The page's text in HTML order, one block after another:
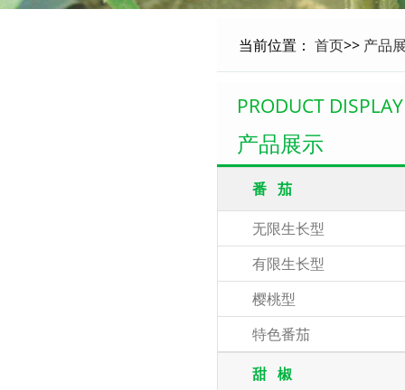
当前位置： 首页>> 产品
PRODUCT DISPLAY
产品展示
番 茄
无限生长型
有限生长型
樱桃型
特色番茄
甜 椒